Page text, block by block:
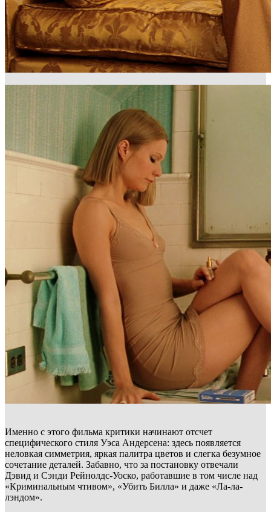
Именно с этого фильма критики начинают отсчет
специфического стиля Уэса Андерсена: здесь появляется
неловкая симметрия, яркая палитра цветов и слегка безумное
сочетание деталей. Забавно, что за постановку отвечали
Дэвид и Сэнди Рейнолдс-Уоско, работавшие в том числе над
«Криминальным чтивом», «Убить Билла» и даже «Ла-ла-
лэндом».